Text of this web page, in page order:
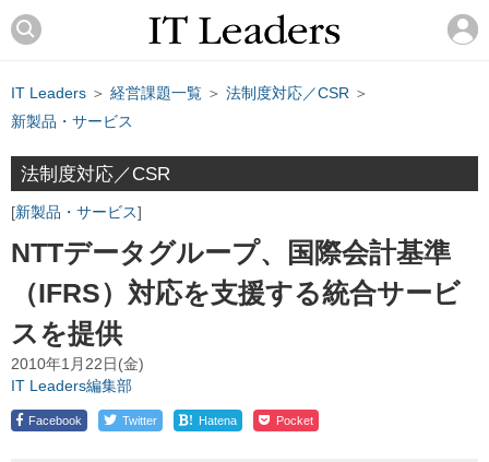
IT Leaders ＞ 経営課題一覧 ＞ 法制度対応／CSR ＞
新製品・サービス
法制度対応／CSR
新製品・サービス
NTTデータグループ、国際会計基準
（IFRS）対応を支援する統合サービ
スを提供
2010年1月22日(金)
IT Leaders編集部
Facebook Twitter ! Hatena Pocket